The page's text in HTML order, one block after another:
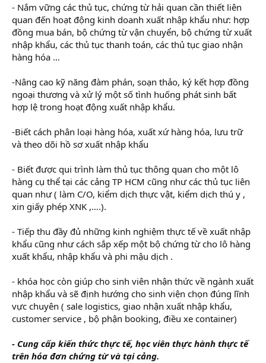
- Nắm vững các thủ tục, chứng từ hải quan cần thiết liên
quan đến hoạt động kinh doanh xuất nhập khẩu như: hợp
đồng mua bán, bộ chứng từ vận chuyển, bộ chứng từ xuất
nhập khẩu, các thủ tục thanh toán, các thủ tục giao nhận
hàng hóa …
-Nâng cao kỹ năng đàm phán, soạn thảo, ký kết hợp đồng
ngoại thương và xử lý một số tình huống phát sinh bất
hợp lệ trong hoạt động xuất nhập khẩu.
-Biết cách phân loại hàng hóa, xuất xứ hàng hóa, lưu trữ
và theo dõi hồ sơ xuất nhập khẩu
- Biết được qui trình làm thủ tục thông quan cho một lô
hàng cụ thể tại các cảng TP HCM cũng như các thủ tục liên
quan như ( làm C/O, kiểm dịch thực vật, kiểm dịch thú y ,
xin giấy phép XNK ,….).
- Tiếp thu đầy đủ những kinh nghiệm thực tế về xuất nhập
khẩu cũng như cách sắp xếp một bộ chứng từ cho lô hàng
xuất khẩu, nhập khẩu và phi mậu dịch .
- khóa học còn giúp cho sinh viên nhận thức về ngành xuất
nhập khẩu và sẽ định hướng cho sinh viện chọn đúng lĩnh
vực chuyên ( sale logistics, giao nhận xuất nhập khẩu,
customer service , bộ phận booking, điều xe container)
- Cung cấp kiến thức thực tế, học viên thực hành thực tế
trên hóa đơn chứng từ và tại cảng.